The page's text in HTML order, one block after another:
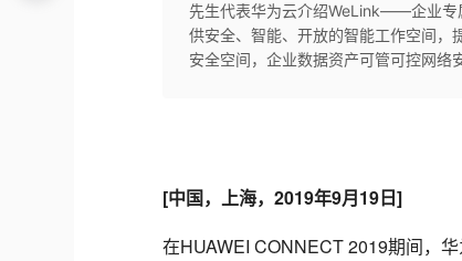
先生代表华为云介绍WeLink——企业专
供安全、智能、开放的智能工作空间，
安全空间，企业数据资产可管可控网络
[中国，上海，2019年9月19日]
在HUAWEI CONNECT 2019期间，